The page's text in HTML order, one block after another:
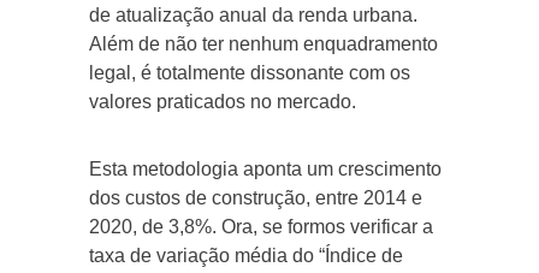
de atualização anual da renda urbana.
Além de não ter nenhum enquadramento
legal, é totalmente dissonante com os
valores praticados no mercado.
Esta metodologia aponta um crescimento
dos custos de construção, entre 2014 e
2020, de 3,8%. Ora, se formos verificar a
taxa de variação média do “Índice de